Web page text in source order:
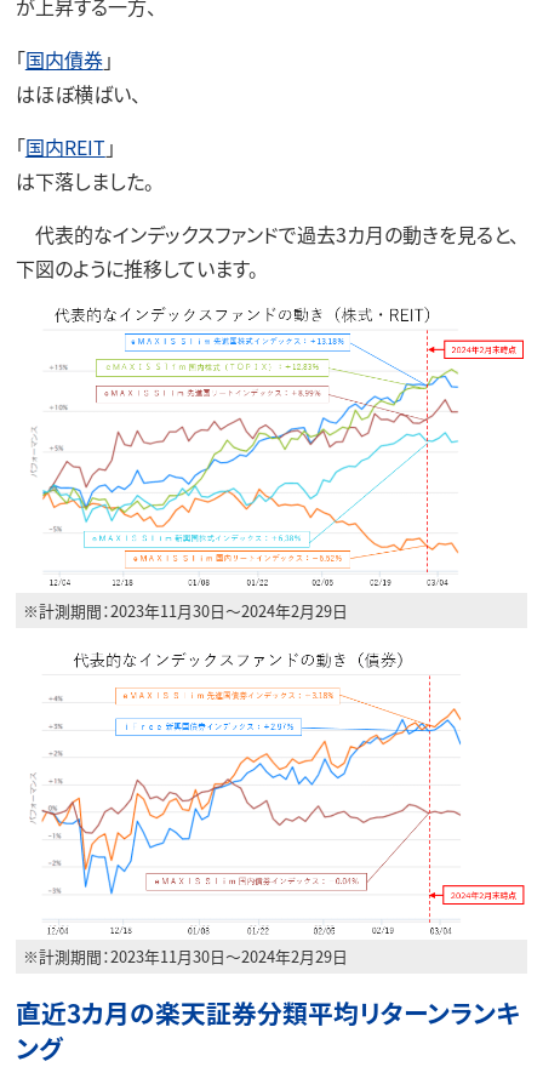
が上昇する一方、
「国内債券」
はほぼ横ばい、
「国内REIT 」
は下落しました。
代表的なインデックスファンドで過去3カ月の動きを見ると、
下図のように推移しています。
※計測期間：2023年11月30日～2024年2月29日
※計測期間：2023年11月30日～2024年2月29日
直近3カ月の楽天証券分類平均リターンランキ
ング